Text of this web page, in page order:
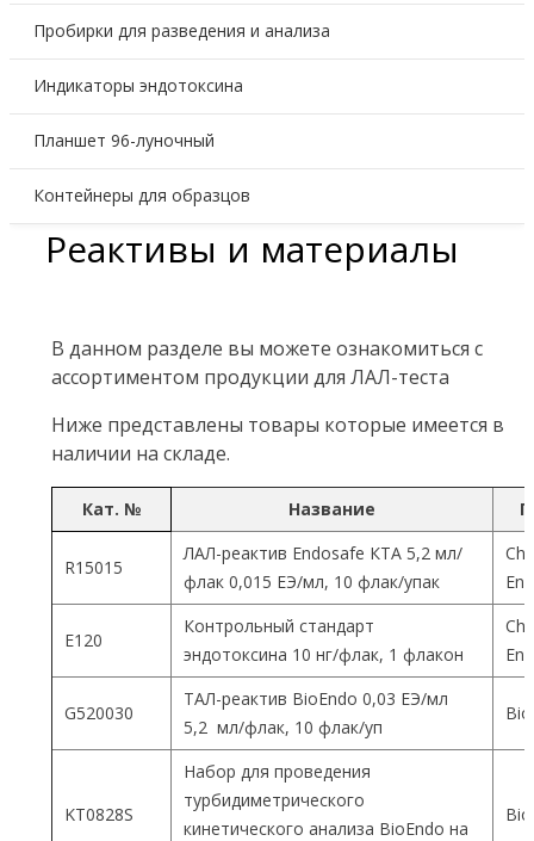
Пробирки для разведения и анализа
Индикаторы эндотоксина
Планшет 96-луночный
Контейнеры для образцов
Реактивы и материалы
В данном разделе вы можете ознакомиться с
ассортиментом продукции для ЛАЛ-теста
Ниже представлены товары которые имеется в
наличии на складе.
Кат. № Название
R15015
ЛАЛ-реактив Endosafe КТА 5,2 мл/
флак 0,015 ЕЭ/мл, 10 флак/упак
Е120
Контрольный стандарт
эндотоксина 10 нг/флак, 1 флакон
G520030
ТАЛ-реактив BioEndo 0,03 ЕЭ/мл
5,2 мл/флак, 10 флак/уп
KT0828S
Набор для проведения
турбидиметрического
кинетического анализа BioEndo на